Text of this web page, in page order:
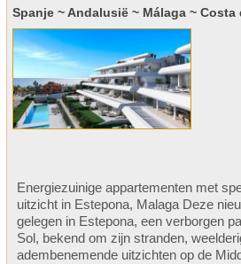
Spanje ~ Andalusië ~ Málaga ~ Costa
Energiezuinige appartementen met
uitzicht in Estepona, Malaga Deze
gelegen in Estepona, een verborgen
Sol, bekend om zijn stranden,
adembenemende uitzichten op de